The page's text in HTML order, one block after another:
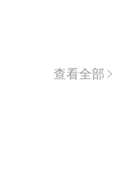
查看全部